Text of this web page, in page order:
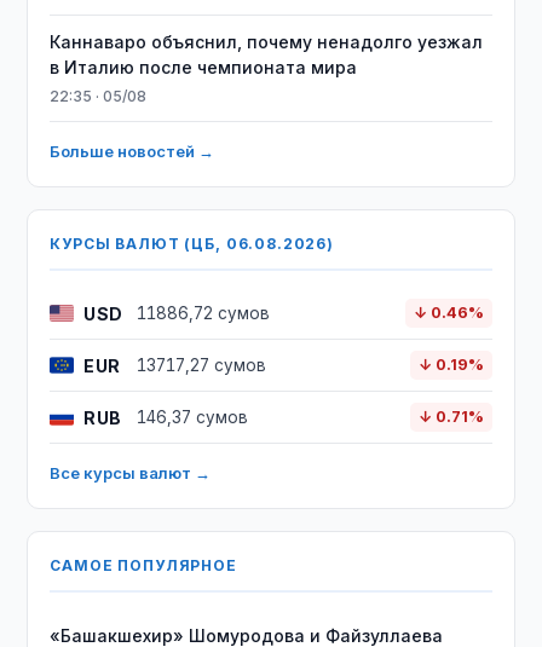
Каннаваро объяснил, почему ненадолго уезжал
в Италию после чемпионата мира
22:35 · 05/08
Больше новостей →
КУРСЫ ВАЛЮТ (ЦБ, 06.08.2026)
USD 11886,72 сумов ↓ 0.46%
EUR 13717,27 сумов ↓ 0.19%
RUB 146,37 сумов ↓ 0.71%
Все курсы валют →
САМОЕ ПОПУЛЯРНОЕ
«Башакшехир» Шомуродова и Файзуллаева